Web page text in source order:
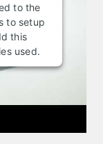
to the
to setup
this
used.